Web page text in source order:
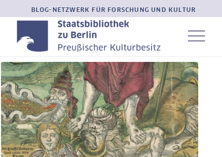
BLOG-NETZWERK FÜR FORSCHUNG UND KULTUR